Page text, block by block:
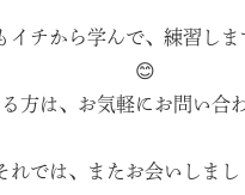
イチから学んで、練習し
😊
方は、お気軽にお問い合
れでは、またお会いしまし